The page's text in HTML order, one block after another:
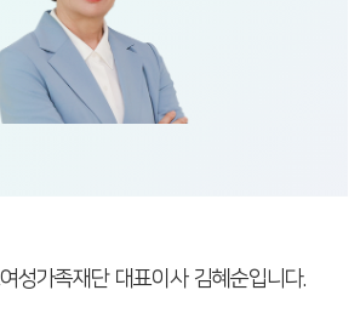
성가족재단 대표이사 김혜순입니다.